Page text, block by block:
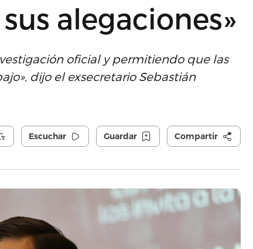
alegaciones»
oficial y permitiendo que las
dijo el exsecretario Sebastián
Escuchar Guardar Compartir